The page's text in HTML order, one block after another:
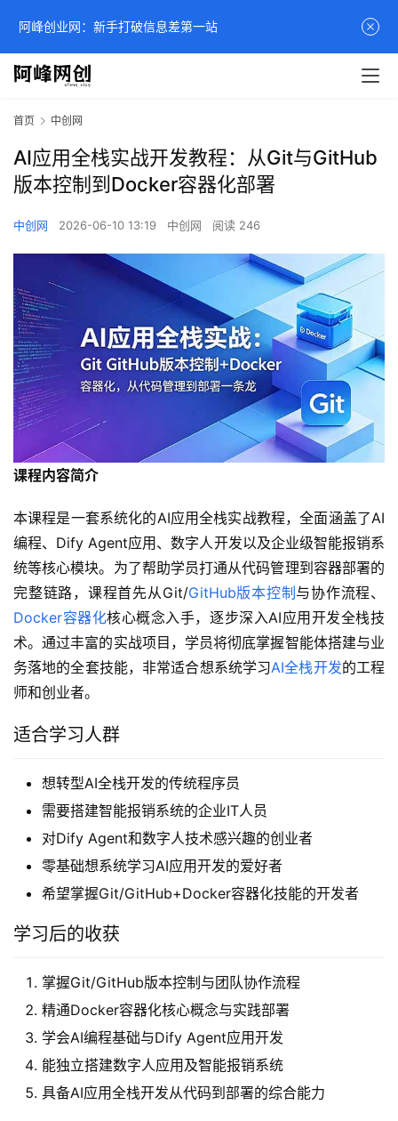
首页 中创网
AI应用全栈实战开发教程：从Git与GitHub
版本控制到Docker容器化部署
中创网 2026-06-10 13:19 中创网 阅读 246
课程内容简介
本课程是一套系统化的AI应用全栈实战教程，全面涵盖了AI
编程、Dify Agent应用、数字人开发以及企业级智能报销系
统等核心模块。为了帮助学员打通从代码管理到容器部署的
完整链路，课程首先从Git/GitHub版本控制与协作流程、
Docker容器化核心概念入手，逐步深入AI应用开发全栈技
术。通过丰富的实战项目，学员将彻底掌握智能体搭建与业
务落地的全套技能，非常适合想系统学习AI全栈开发的工程
师和创业者。
适合学习人群
想转型AI全栈开发的传统程序员
需要搭建智能报销系统的企业IT人员
对Dify Agent和数字人技术感兴趣的创业者
零基础想系统学习AI应用开发的爱好者
希望掌握Git/GitHub+Docker容器化技能的开发者
学习后的收获
掌握Git/GitHub版本控制与团队协作流程
精通Docker容器化核心概念与实践部署
学会AI编程基础与Dify Agent应用开发
能独立搭建数字人应用及智能报销系统
具备AI应用全栈开发从代码到部署的综合能力
阿峰创业网：新手打破信息差第一站